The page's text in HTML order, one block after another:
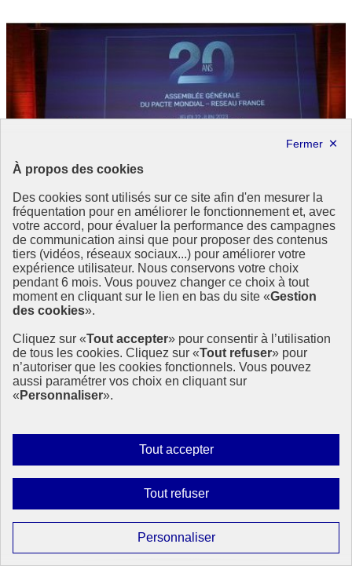
À propos des cookies
Des cookies sont utilisés sur ce site afin d'en mesurer la
fréquentation pour en améliorer le fonctionnement et, avec
votre accord, pour évaluer la performance des campagnes
de communication ainsi que pour proposer des contenus
tiers (vidéos, réseaux sociaux...) pour améliorer votre
expérience utilisateur. Nous conservons votre choix
pendant 6 mois. Vous pouvez changer ce choix à tout
moment en cliquant sur le lien en bas du site «Gestion
des cookies».
Cliquez sur «Tout accepter» pour consentir à l’utilisation
de tous les cookies. Cliquez sur «Tout refuser» pour
n’autoriser que les cookies fonctionnels. Vous pouvez
aussi paramétrer vos choix en cliquant sur
« Personnaliser».
Tout accepterAutoriser
tous
Tout refuserInterdire
tous
PersonnaliserParamétrer
les
1
Page
2
Page suivante
Partager la page
Partager sur Facebook
Partager sur X
Partager par email